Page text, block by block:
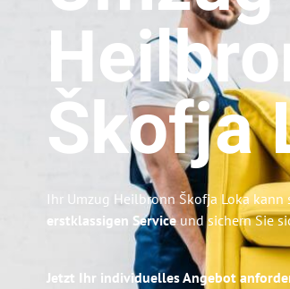
Škofja
Ihr Umzug Heilbronn Škofja Loka
erstklassigen Serviceund sichern Sie
Jetzt Ihr individuelles Angebot